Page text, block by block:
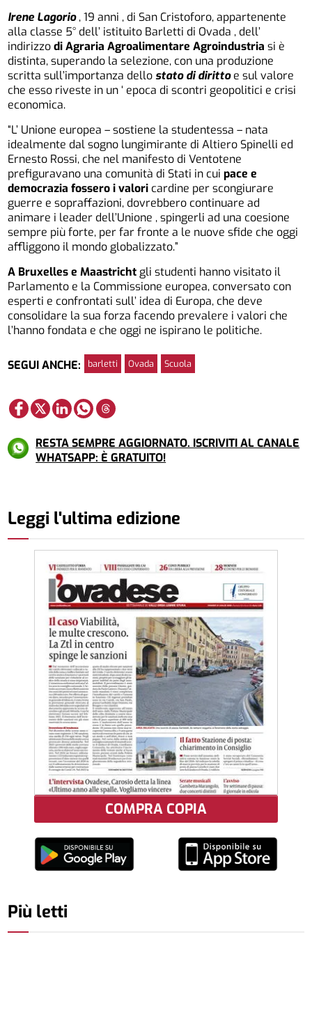
Irene Lagorio, 19 anni , di San Cristoforo, appartenente
alla classe 5° dell’ istituito Barletti di Ovada , dell’
indirizzodi Agraria Agroalimentare Agroindustriasi è
distinta, superando la selezione, con una produzione
scritta sull’importanza dello stato di dirittoe sul valore
che esso riveste in un ‘ epoca di scontri geopolitici e crisi
economica.
“L’ Unione europea – sostiene la studentessa – nata
idealmente dal sogno lungimirante di Altiero Spinelli ed
Ernesto Rossi, che nel manifesto di Ventotene
prefiguravano una comunità di Stati in cuipace e
democrazia fossero i valori cardine per scongiurare
guerre e sopraffazioni, dovrebbero continuare ad
animare i leader dell’Unione , spingerli ad una coesione
sempre più forte, per far fronte a le nuove sfide che oggi
affliggono il mondo globalizzato.”
A Bruxelles e Maastricht gli studenti hanno visitato il
Parlamento e la Commissione europea, conversato con
esperti e confrontati sull’ idea di Europa, che deve
consolidare la sua forza facendo prevalere i valori che
l’hanno fondata e che oggi ne ispirano le politiche.
SEGUI ANCHE: barletti Ovada Scuola
RESTA SEMPRE AGGIORNATO. ISCRIVITI AL CANALE
WHATSAPP: È GRATUITO!
Leggi l'ultima edizione
COMPRA COPIA
Più letti